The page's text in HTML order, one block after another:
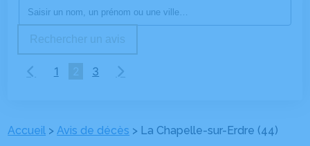
Rechercher un avis
1 2 3
Accueil >Avis de décès > La Chapelle-sur-Erdre (44)